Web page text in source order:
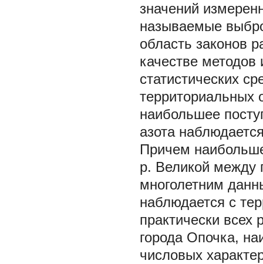
значений
называемые
область законов
качестве методов
статистических
территориальных
наибольшее
азота
Причем
р. Великой между
многолетним
наблюдается с
практически всех
города Опочка,
числовых